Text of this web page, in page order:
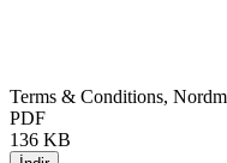
Terms & Conditions,
PDF
136 KB